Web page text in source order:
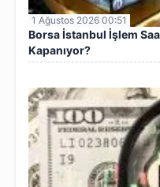
1 Ağustos 2026 00:51
Borsa İstanbul İşlem
Kapanıyor?